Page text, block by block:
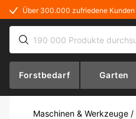
Über 300.000 zufriedene Kunden
Forstbedarf Garten
Maschinen & Werkzeuge /